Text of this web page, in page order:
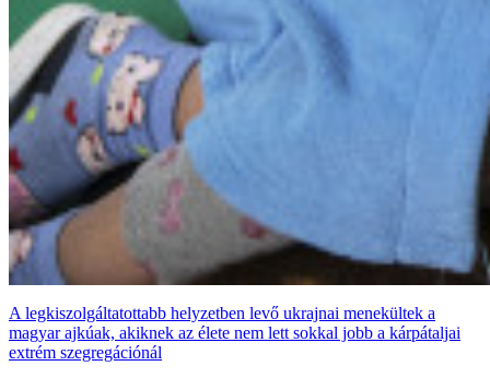
A legkiszolgáltatottabb helyzetben levő ukrajnai menekültek a
magyar ajkúak, akiknek az élete nem lett sokkal jobb a kárpátaljai
extrém szegregációnál